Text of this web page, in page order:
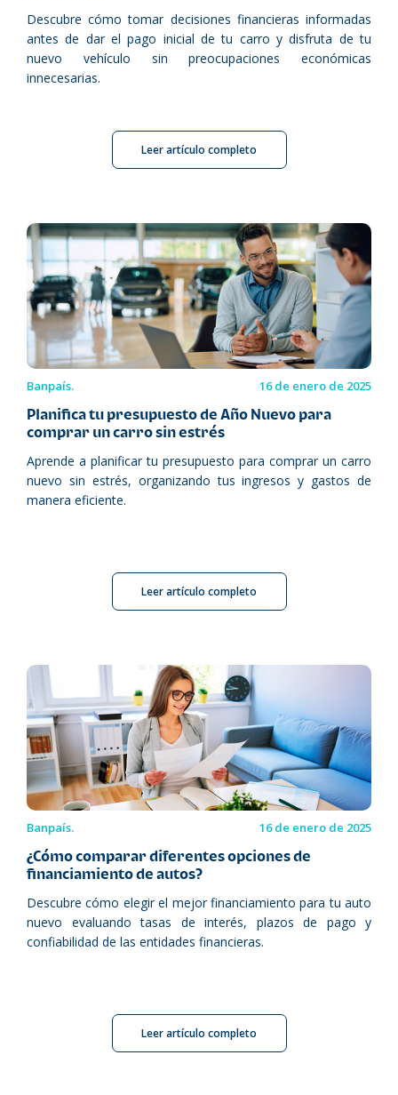
Descubre cómo tomar decisiones financieras informadas
antes de dar el pago inicial de tu carro y disfruta de tu
nuevo vehículo sin preocupaciones económicas
innecesarias.
Leer artículo completo
Banpaís. 16 de enero de 2025
Planifica tu presupuesto de Año Nuevo para
comprar un carro sin estrés
Aprende a planificar tu presupuesto para comprar un carro
nuevo sin estrés, organizando tus ingresos y gastos de
manera eficiente.
Leer artículo completo
Banpaís. 16 de enero de 2025
¿Cómo comparar diferentes opciones de
financiamiento de autos?
Descubre cómo elegir el mejor financiamiento para tu auto
nuevo evaluando tasas de interés, plazos de pago y
confiabilidad de las entidades financieras.
Leer artículo completo